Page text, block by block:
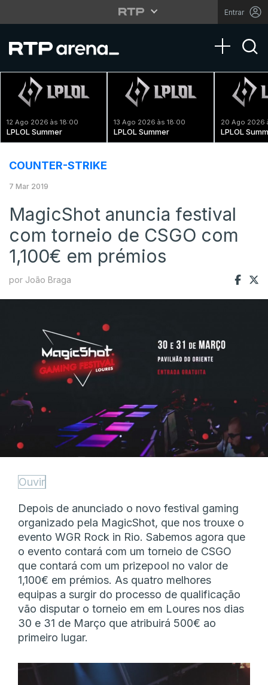
Entrar
Toggle
12 Ago 2026 às 18:00
LPLOL Summer
13 Ago 2026 às 18:00
LPLOL Summer
20 Ago 2026
LPLOL
COUNTER-STRIKE
7 Mar 2019
MagicShot anuncia festival
com torneio de CSGO com
1,100€ em prémios
por João Braga
Ouvir
Depois de anunciado o novo festival gaming
organizado pela MagicShot, que nos trouxe o
evento WGR Rock in Rio. Sabemos agora que
o evento contará com um torneio de CSGO
que contará com um prizepool no valor de
1,100€ em prémios. As quatro melhores
equipas a surgir do processo de qualificação
vão disputar o torneio em em Loures nos dias
30 e 31 de Março que atribuirá 500€ ao
primeiro lugar.